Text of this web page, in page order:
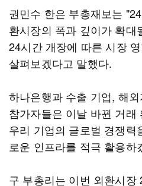
권민수 한은 부총재보는
환시장의 폭과 깊이가 확대
24시간 개장에 따른 시장
살펴보겠다고 말했다.
하나은행과 수출 기업, 해
참가자들은 이날 바뀐 거래
우리 기업의 글로벌 경쟁력
로운 인프라를 적극 활용
구 부총리는 이번 외환시장